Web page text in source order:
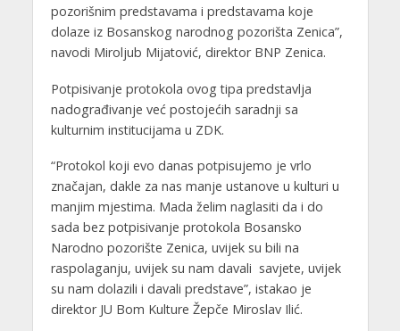
pozorišnim predstavama i predstavama koje
dolaze iz Bosanskog narodnog pozorišta Zenica”,
navodi Miroljub Mijatović, direktor BNP Zenica.
Potpisivanje protokola ovog tipa predstavlja
nadograđivanje već postojećih saradnji sa
kulturnim institucijama u ZDK.
“Protokol koji evo danas potpisujemo je vrlo
značajan, dakle za nas manje ustanove u kulturi u
manjim mjestima. Mada želim naglasiti da i do
sada bez potpisivanje protokola Bosansko
Narodno pozorište Zenica, uvijek su bili na
raspolaganju, uvijek su nam davali savjete, uvijek
su nam dolazili i davali predstave”, istakao je
direktor JU Bom Kulture Žepče Miroslav Ilić.